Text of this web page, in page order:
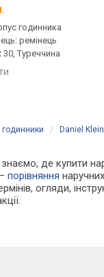
годинника
ремінець
30, Туреччина
годинники / Daniel Klein
де купити
—порівняння
огляди,